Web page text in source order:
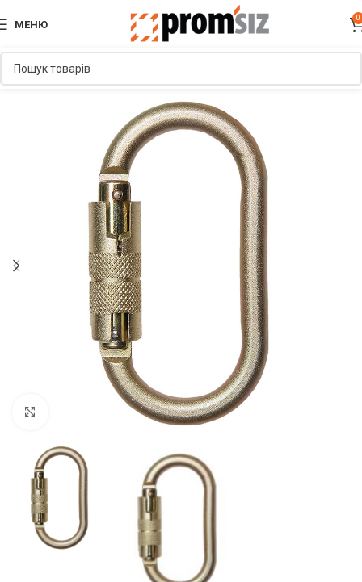
МЕНЮ
0